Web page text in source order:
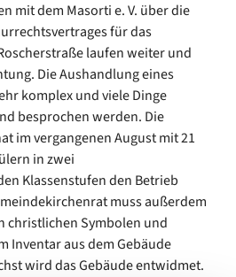
mit dem Masorti e. V. über die
für das
laufen weiter und
Die Aushandlung eines
komplex und viele Dinge
besprochen werden. Die
im vergangenen August mit 21
in zwei
Klassenstufen den Betrieb
muss außerdem
christlichen Symbolen und
Inventar aus dem Gebäude
wird das Gebäude entwidmet.